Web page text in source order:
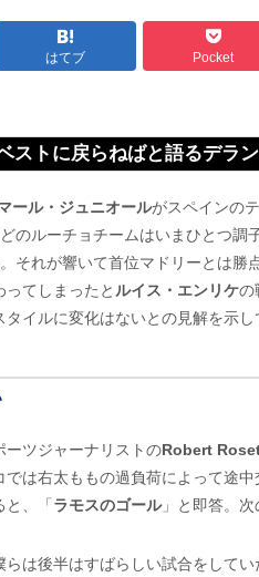
はてブ Pocket
トに戻らねばと語るデラン
ール・ジュニオールがスペインの
のルーチョチームはいまひとつ調
それが響いて首位マドリーとは
てしまったと ルイス・エンリケの
イルに変化はないとの見解を示し
ーツジャーナリストのRobert
は右太ももの過負荷によって途中
、「 ラモスのゴール」と即答。次
らは後半はすばらしい試合をして